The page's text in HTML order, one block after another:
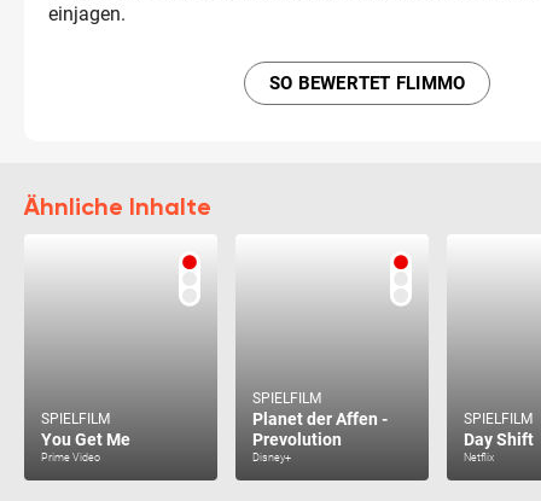
einjagen.
SO BEWERTET FLIMMO
Ähnliche Inhalte
SPIELFILM
You Get Me
Prime Video
SPIELFILM
Planet der Affen -
Prevolution
Disney+
SPIELFILM
Day Shift
Netflix